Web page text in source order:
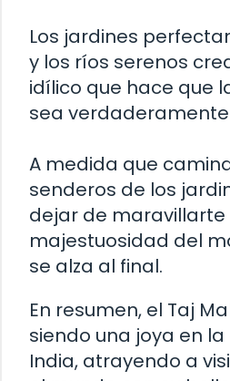
Los jardines
y los ríos serenos
idílico que hace que
sea
A medida que
senderos de los
dejar de maravillarte
majestuosidad del
se alza al final.
En resumen, el Taj
siendo una joya en
India, atrayendo a